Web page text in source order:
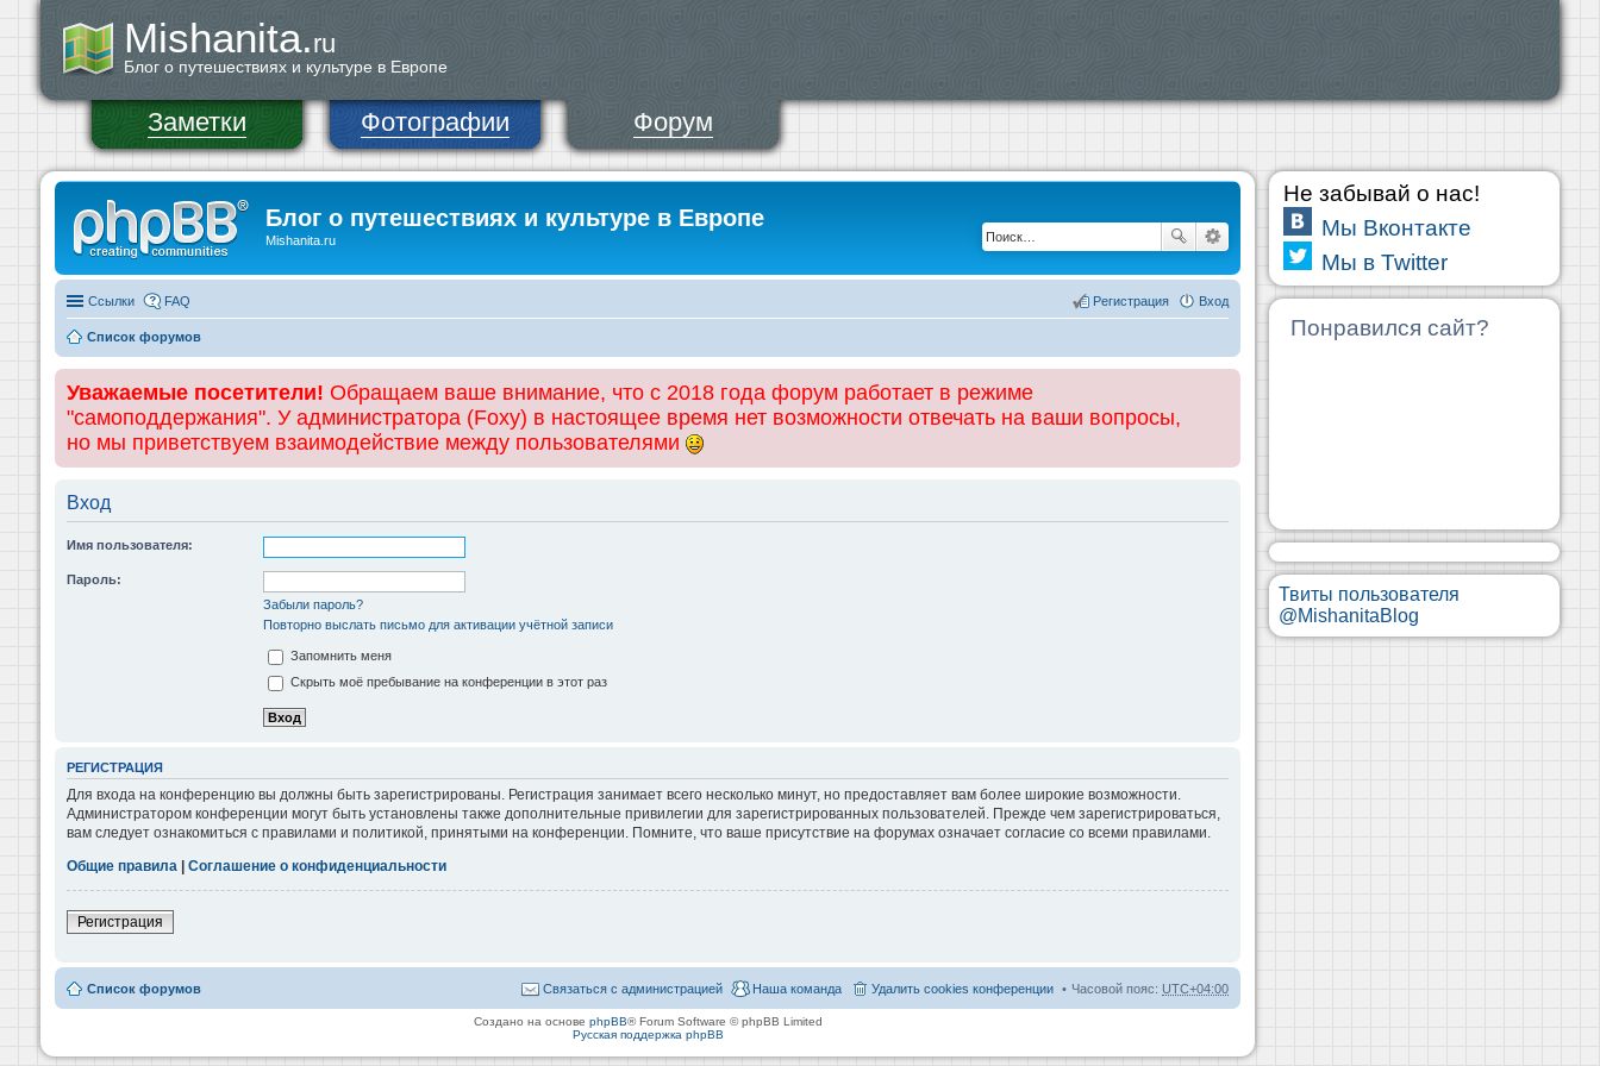
Mishanita.ru
Блог о путешествиях и культуре в Европе
Заметки Фотографии Форум
Блог о путешествиях и культуре в Европе
Mishanita.ru
Ссылки FAQ Вход
Регистрация
Список форумов
Уважаемые посетители! Обращаем ваше внимание, что с 2018 года форум работает в режиме
"самоподдержания". У администратора (Foxy) в настоящее время нет возможности отвечать на ваши вопросы,
но мы приветствуем взаимодействие между пользователями
Вход
Имя пользователя:
Пароль:
Забыли пароль?
Повторно выслать письмо для активации учётной записи
Запомнить меня
Скрыть моё пребывание на конференции в этот раз
РЕГИСТРАЦИЯ
Для входа на конференцию вы должны быть зарегистрированы. Регистрация занимает всего несколько минут, но предоставляет вам более широкие возможности.
Администратором конференции могут быть установлены также дополнительные привилегии для зарегистрированных пользователей. Прежде чем зарегистрироваться,
вам следует ознакомиться с правилами и политикой, принятыми на конференции. Помните, что ваше присутствие на форумах означает согласие со всеми правилами.
Общие правила
Соглашение о конфиденциальности
Регистрация
Список форумов Часовой пояс: UTC+04:00
Удалить cookies конференции
Наша команда
Связаться с администрацией
Создано на основе phpBB® Forum Software © phpBB Limited
Русская поддержка phpBB
Не забывай о нас!
Мы Вконтакте
Мы в Twitter
Понравился сайт?
Твиты пользователя
@MishanitaBlog